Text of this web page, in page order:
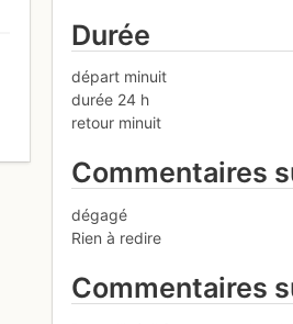
Durée
départ minuit
durée 24 h
retour minuit
Commentaires
dégagé
Rien à redire
Commentaires